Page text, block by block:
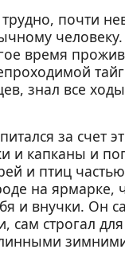
трудно, почти
время
знал все
за счет
и капканы и
и птиц
на ярмарке,
и внучки. Он
сам строгал